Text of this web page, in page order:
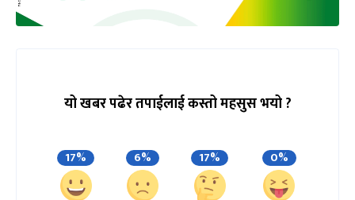
यो खबर पढेर तपाईलाई कस्तो महसुस भयो ?
17% 6% 17% 0%